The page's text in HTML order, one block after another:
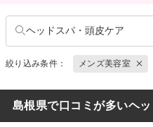
ヘッドスパ・頭皮ケア
絞り込み条件： メンズ美容室
島根県で口コミが多いヘ